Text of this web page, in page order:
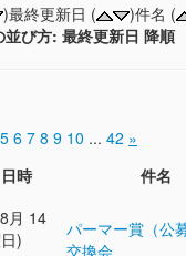
)最終更新日 (
)件名 (
並び方: 最終更新日 降順
5 6 7 8 9 10 ... 42 »
時 件名
月 14
)
パーマー賞（公
交換会